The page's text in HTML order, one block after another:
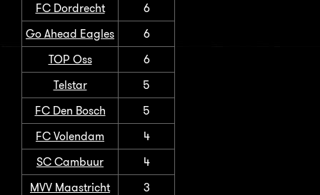
FC Dordrecht
6
Go Ahead Eagles
6
TOP Oss
6
Telstar
5
FC Den Bosch
5
FC Volendam
4
SC Cambuur
4
MVV Maastricht
3